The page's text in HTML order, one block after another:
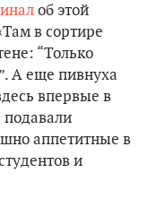
об этой
в сортире
“Только
А еще пивнуха
впервые в
подавали
аппетитные в
и